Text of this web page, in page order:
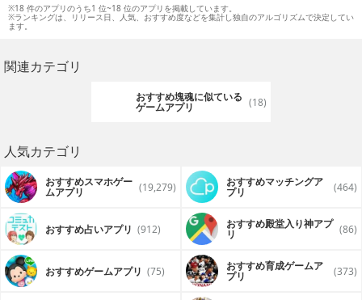
※18 件のアプリのうち1 位~18 位のアプリを掲載しています。
※ランキングは、リリース日、人気、おすすめ度などを集計し独自のアルゴリズムで決定してい
ます。
関連カテゴリ
おすすめ塊魂に似ている
ゲームアプリ (18)
人気カテゴリ
おすすめスマホゲー
ムアプリ (19,279) おすすめマッチングア
プリ (464)
おすすめ占いアプリ (912) おすすめ殿堂入り神アプ
リ (86)
おすすめゲームアプリ (75) おすすめ育成ゲームア
プリ (373)